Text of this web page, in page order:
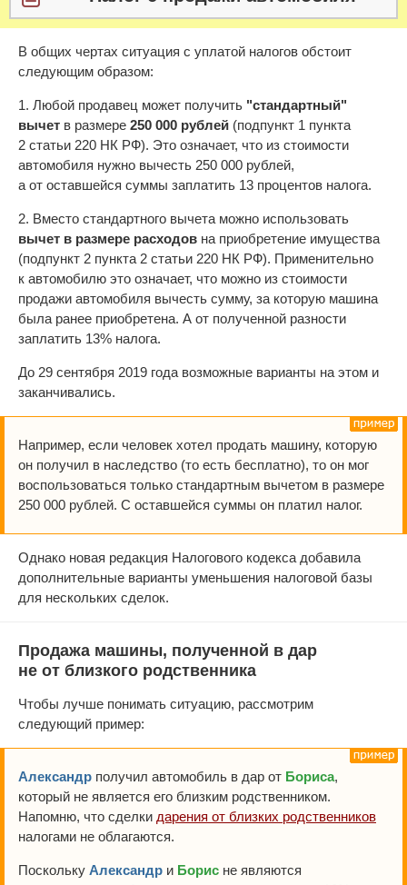
В общих чертах ситуация с уплатой налогов обстоит
следующим образом:
1. Любой продавец может получить "стандартный"
вычет в размере 250 000 рублей (подпункт 1 пункта
2 статьи 220 НК РФ). Это означает, что из стоимости
автомобиля нужно вычесть 250 000 рублей,
а от оставшейся суммы заплатить 13 процентов налога.
2. Вместо стандартного вычета можно использовать
вычет в размере расходов на приобретение имущества
(подпункт 2 пункта 2 статьи 220 НК РФ). Применительно
к автомобилю это означает, что можно из стоимости
продажи автомобиля вычесть сумму, за которую машина
была ранее приобретена. А от полученной разности
заплатить 13% налога.
До 29 сентября 2019 года возможные варианты на этом и
заканчивались.
Например, если человек хотел продать машину, которую
он получил в наследство (то есть бесплатно), то он мог
воспользоваться только стандартным вычетом в размере
250 000 рублей. С оставшейся суммы он платил налог.
Однако новая редакция Налогового кодекса добавила
дополнительные варианты уменьшения налоговой базы
для нескольких сделок.
Продажа машины, полученной в дар
не от близкого родственника
Чтобы лучше понимать ситуацию, рассмотрим
следующий пример:
Александр получил автомобиль в дар от Бориса,
который не является его близким родственником.
Напомню, что сделки дарения от близких родственников
налогами не облагаются.
Поскольку Александр и Борис не являются